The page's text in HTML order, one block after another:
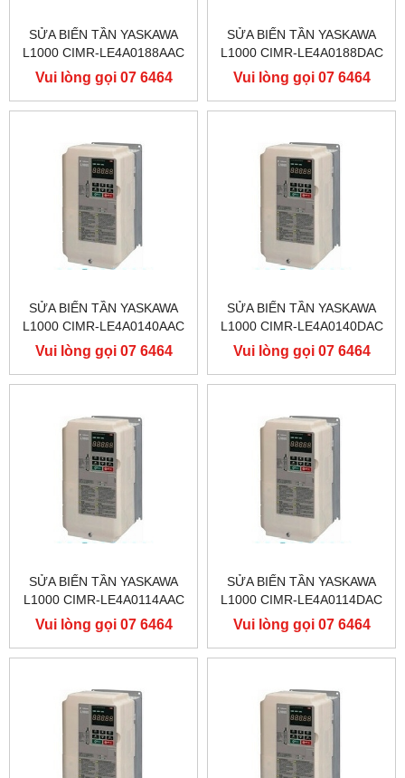
SỬA BIẾN TẦN YASKAWA
L1000 CIMR-LE4A0188AAC
400V 90KW, BIẾN TẦN
YASKAWA L1000
Vui lòng gọi 07 6464
9556
SỬA BIẾN TẦN YASKAWA
L1000 CIMR-LE4A0188DAC
400V 90KW, BIẾN TẦN
YASKAWA L1000
Vui lòng gọi 07 6464
9556
SỬA BIẾN TẦN YASKAWA
L1000 CIMR-LE4A0140AAC
400V 75KW, BIẾN TẦN
YASKAWA L1000
Vui lòng gọi 07 6464
9556
SỬA BIẾN TẦN YASKAWA
L1000 CIMR-LE4A0140DAC
400V 75KW, BIẾN TẦN
YASKAWA L1000
Vui lòng gọi 07 6464
9556
SỬA BIẾN TẦN YASKAWA
L1000 CIMR-LE4A0114AAC
400V 55KW, BIẾN TẦN
YASKAWA L1000
Vui lòng gọi 07 6464
9556
SỬA BIẾN TẦN YASKAWA
L1000 CIMR-LE4A0114DAC
400V 55KW, BIẾN TẦN
YASKAWA L1000
Vui lòng gọi 07 6464
9556